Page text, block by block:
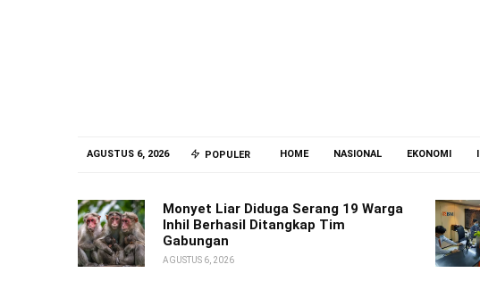
AGUSTUS 6, 2026 POPULER HOME NASIONAL EKONOMI
Monyet Liar Diduga Serang 19 Warga
Inhil Berhasil Ditangkap Tim
Gabungan
AGUSTUS 6, 2026